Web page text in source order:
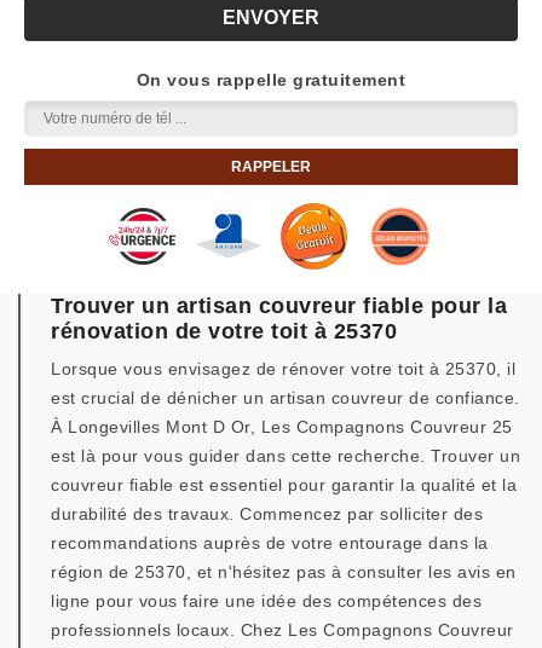
On vous rappelle gratuitement
Trouver un artisan couvreur fiable pour la
rénovation de votre toit à 25370
Lorsque vous envisagez de rénover votre toit à 25370, il
est crucial de dénicher un artisan couvreur de confiance.
À Longevilles Mont D Or, Les Compagnons Couvreur 25
est là pour vous guider dans cette recherche. Trouver un
couvreur fiable est essentiel pour garantir la qualité et la
durabilité des travaux. Commencez par solliciter des
recommandations auprès de votre entourage dans la
région de 25370, et n'hésitez pas à consulter les avis en
ligne pour vous faire une idée des compétences des
professionnels locaux. Chez Les Compagnons Couvreur